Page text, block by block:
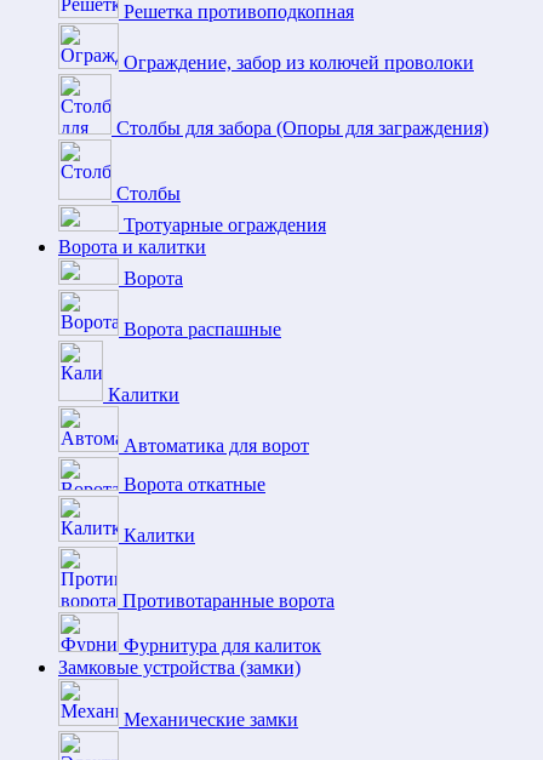
Решетка противоподкопная
Ограждение, забор из колючей проволоки
Столбы для забора (Опоры для заграждения)
Столбы
Тротуарные ограждения
Ворота и калитки
Ворота
Ворота распашные
Калитки
Автоматика для ворот
Ворота откатные
Калитки
Противотаранные ворота
Фурнитура для калиток
Замковые устройства (замки)
Механические замки